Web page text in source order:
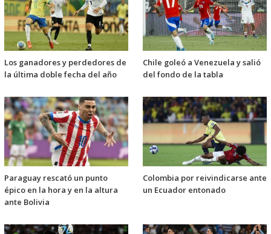
Los ganadores y perdedores de
la última doble fecha del año
Chile goleó a Venezuela y salió
del fondo de la tabla
Paraguay rescató un punto
épico en la hora y en la altura
ante Bolivia
Colombia por reivindicarse ante
un Ecuador entonado